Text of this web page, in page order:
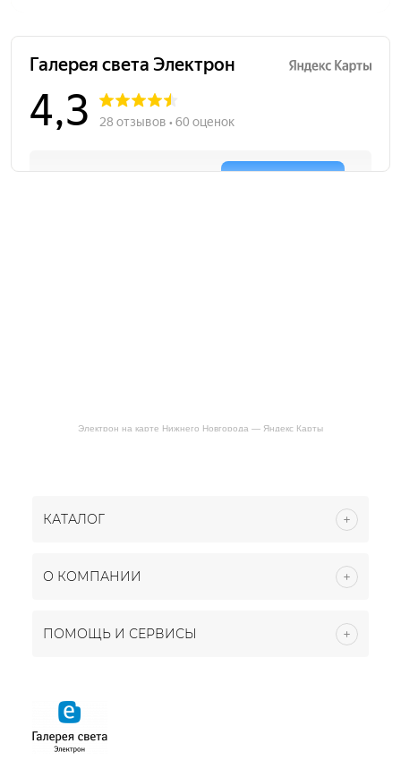
Электрон на карте Нижнего Новгорода — Яндекс Карты
КАТАЛОГ
О КОМПАНИИ
ПОМОЩЬ И СЕРВИСЫ